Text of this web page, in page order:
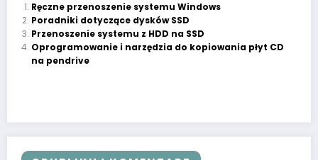
Ręczne przenoszenie systemu Windows
Poradniki dotyczące dysków SSD
Przenoszenie systemu z HDD na SSD
Oprogramowanie i narzędzia do kopiowania płyt CD
na pendrive